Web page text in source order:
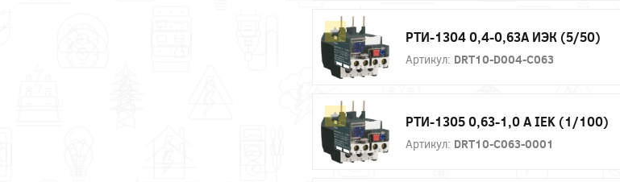
РТИ-1304 0,4-0,63А ИЭК (5/50)
Артикул: DRT10-D004-C063
РТИ-1305 0,63-1,0 А IEK (1/100)
Артикул: DRT10-C063-0001